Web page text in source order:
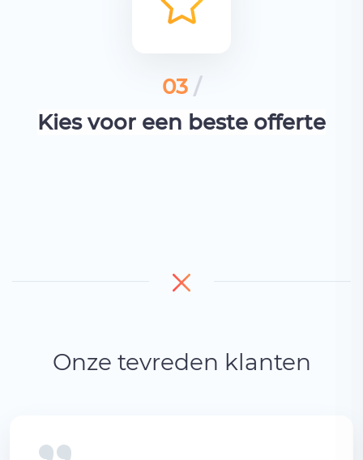
03 /
Kies voor een beste offerte
Onze tevreden klanten